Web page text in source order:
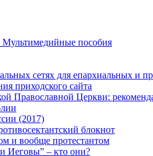
пособия
сетях для епархиальных и
приходского сайта
Православной Церкви:
(2017)
блокнот
и вообще протестантом
Иеговы” – кто они?